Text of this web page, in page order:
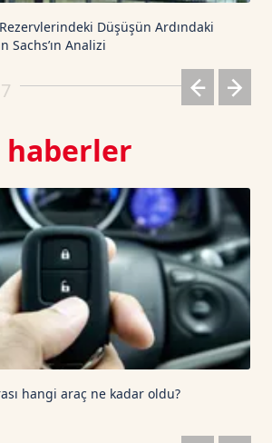
0.204 6.63
Düşüşün Ardındaki
Sachs’ın Analizi
7
haberler
hangi araç ne kadar oldu?